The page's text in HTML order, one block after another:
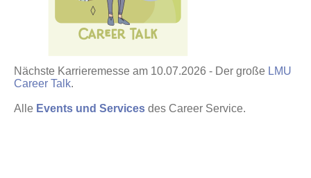
Nächste Karrieremesse am 10.07.2026 - Der große LMU
Career Talk.
Alle Events und Services des Career Service.